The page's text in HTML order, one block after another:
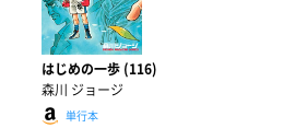
はじめの一歩 (116)
森川 ジョージ
単行本